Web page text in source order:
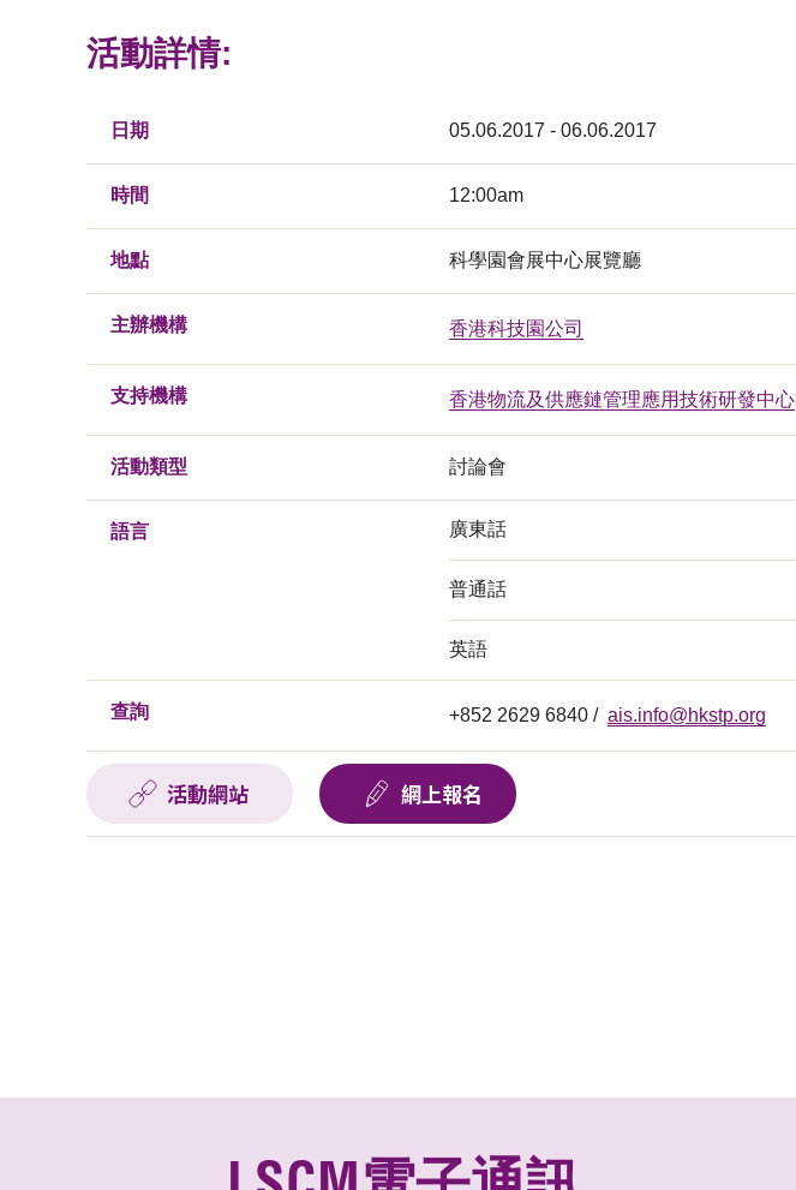
活動詳情:
日期 05.06.2017 - 06.06.2017
時間 12:00am
地點 科學園會展中心展覽廳
主辦機構 香港科技園公司
支持機構 香港物流及供應鏈管理應用技術研發中心
活動類型 討論會
語言 廣東話
普通話
英語
查詢 +852 2629 6840 / ais.info@hkstp.org
活動網站 網上報名